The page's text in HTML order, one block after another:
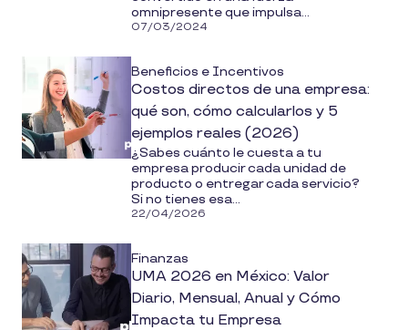
omnipresente que impulsa...
07/03/2024
Beneficios e Incentivos
Costos directos de una empresa:
qué son, cómo calcularlos y 5
ejemplos reales (2026)
¿Sabes cuánto le cuesta a tu
empresa producir cada unidad de
producto o entregar cada servicio?
Si no tienes esa...
22/04/2026
Finanzas
UMA 2026 en México: Valor
Diario, Mensual, Anual y Cómo
Impacta tu Empresa